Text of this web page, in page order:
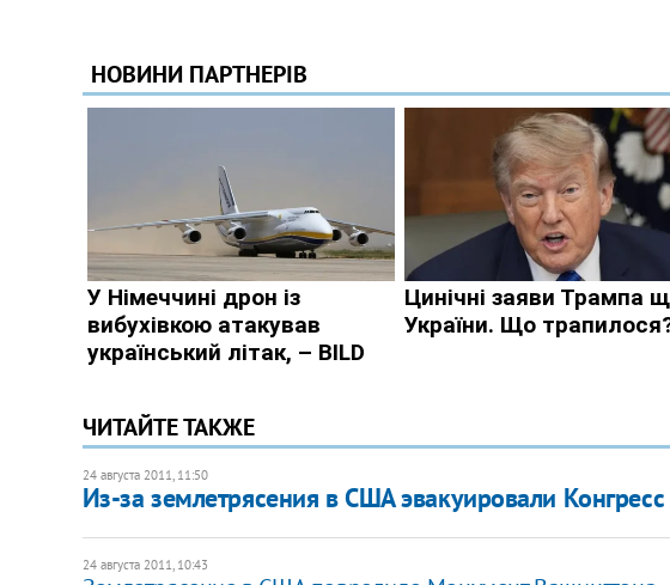
ЧИТАЙТЕ ТАКЖЕ
24 августа 2011, 11:50
Из-за землетрясения в США эвакуировали
24 августа 2011, 10:43